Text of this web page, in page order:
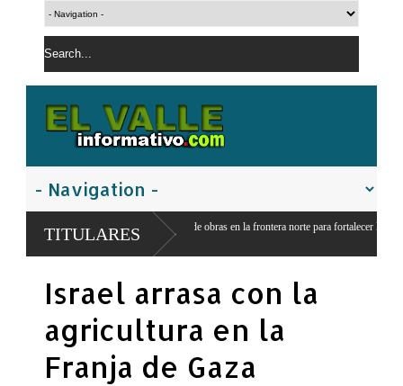
TITULARES
construcción de obras en la frontera norte para fortalecer la
Israel arrasa con la
agricultura en la
Franja de Gaza